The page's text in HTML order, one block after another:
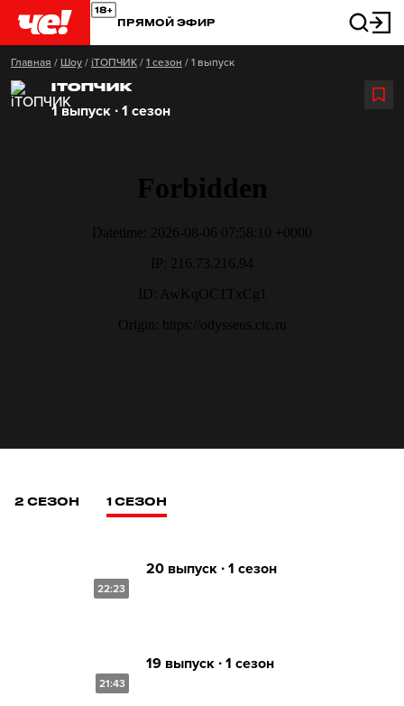
ПРЯМОЙ ЭФИР
Главная / Шоу / iТОПЧИК / 1 сезон / 1 выпуск
IТОПЧИК
1 выпуск ∙ 1 сезон
2 СЕЗОН 1 СЕЗОН
22:23
20 выпуск ∙ 1 сезон
21:43
19 выпуск ∙ 1 сезон